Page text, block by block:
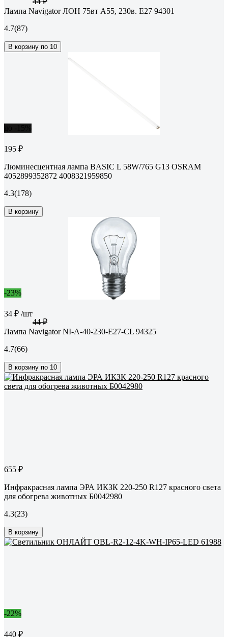
Лампа Navigator ЛОН 75вт А55, 230в. Е27 94301
4.7(87)
В корзину по 10
195 ₽
Люминесцентная лампа BASIC L 58W/765 G13 OSRAM
4052899352872 4008321959850
4.3(178)
В корзину
-23%
34 ₽ /шт
44 ₽
Лампа Navigator NI-A-40-230-E27-CL 94325
4.7(66)
В корзину по 10
655 ₽
Инфракрасная лампа ЭРА ИКЗК 220-250 R127 красного света
для обогрева животных Б0042980
4.3(23)
В корзину
-22%
440 ₽